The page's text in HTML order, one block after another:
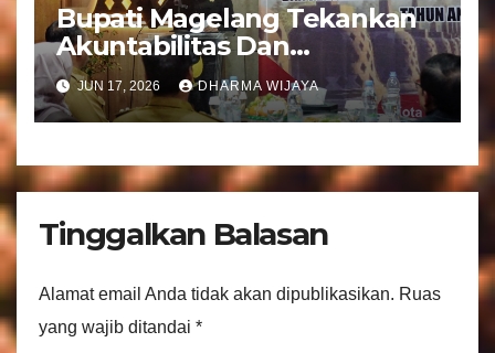
Bupati Magelang Tekankan
Akuntabilitas Dan
Tranparansi Pengelolaan
Bantuan Keuangan Parpol
JUN 17, 2026 DHARMA WIJAYA
Tinggalkan Balasan
Alamat email Anda tidak akan dipublikasikan. Ruas
yang wajib ditandai *